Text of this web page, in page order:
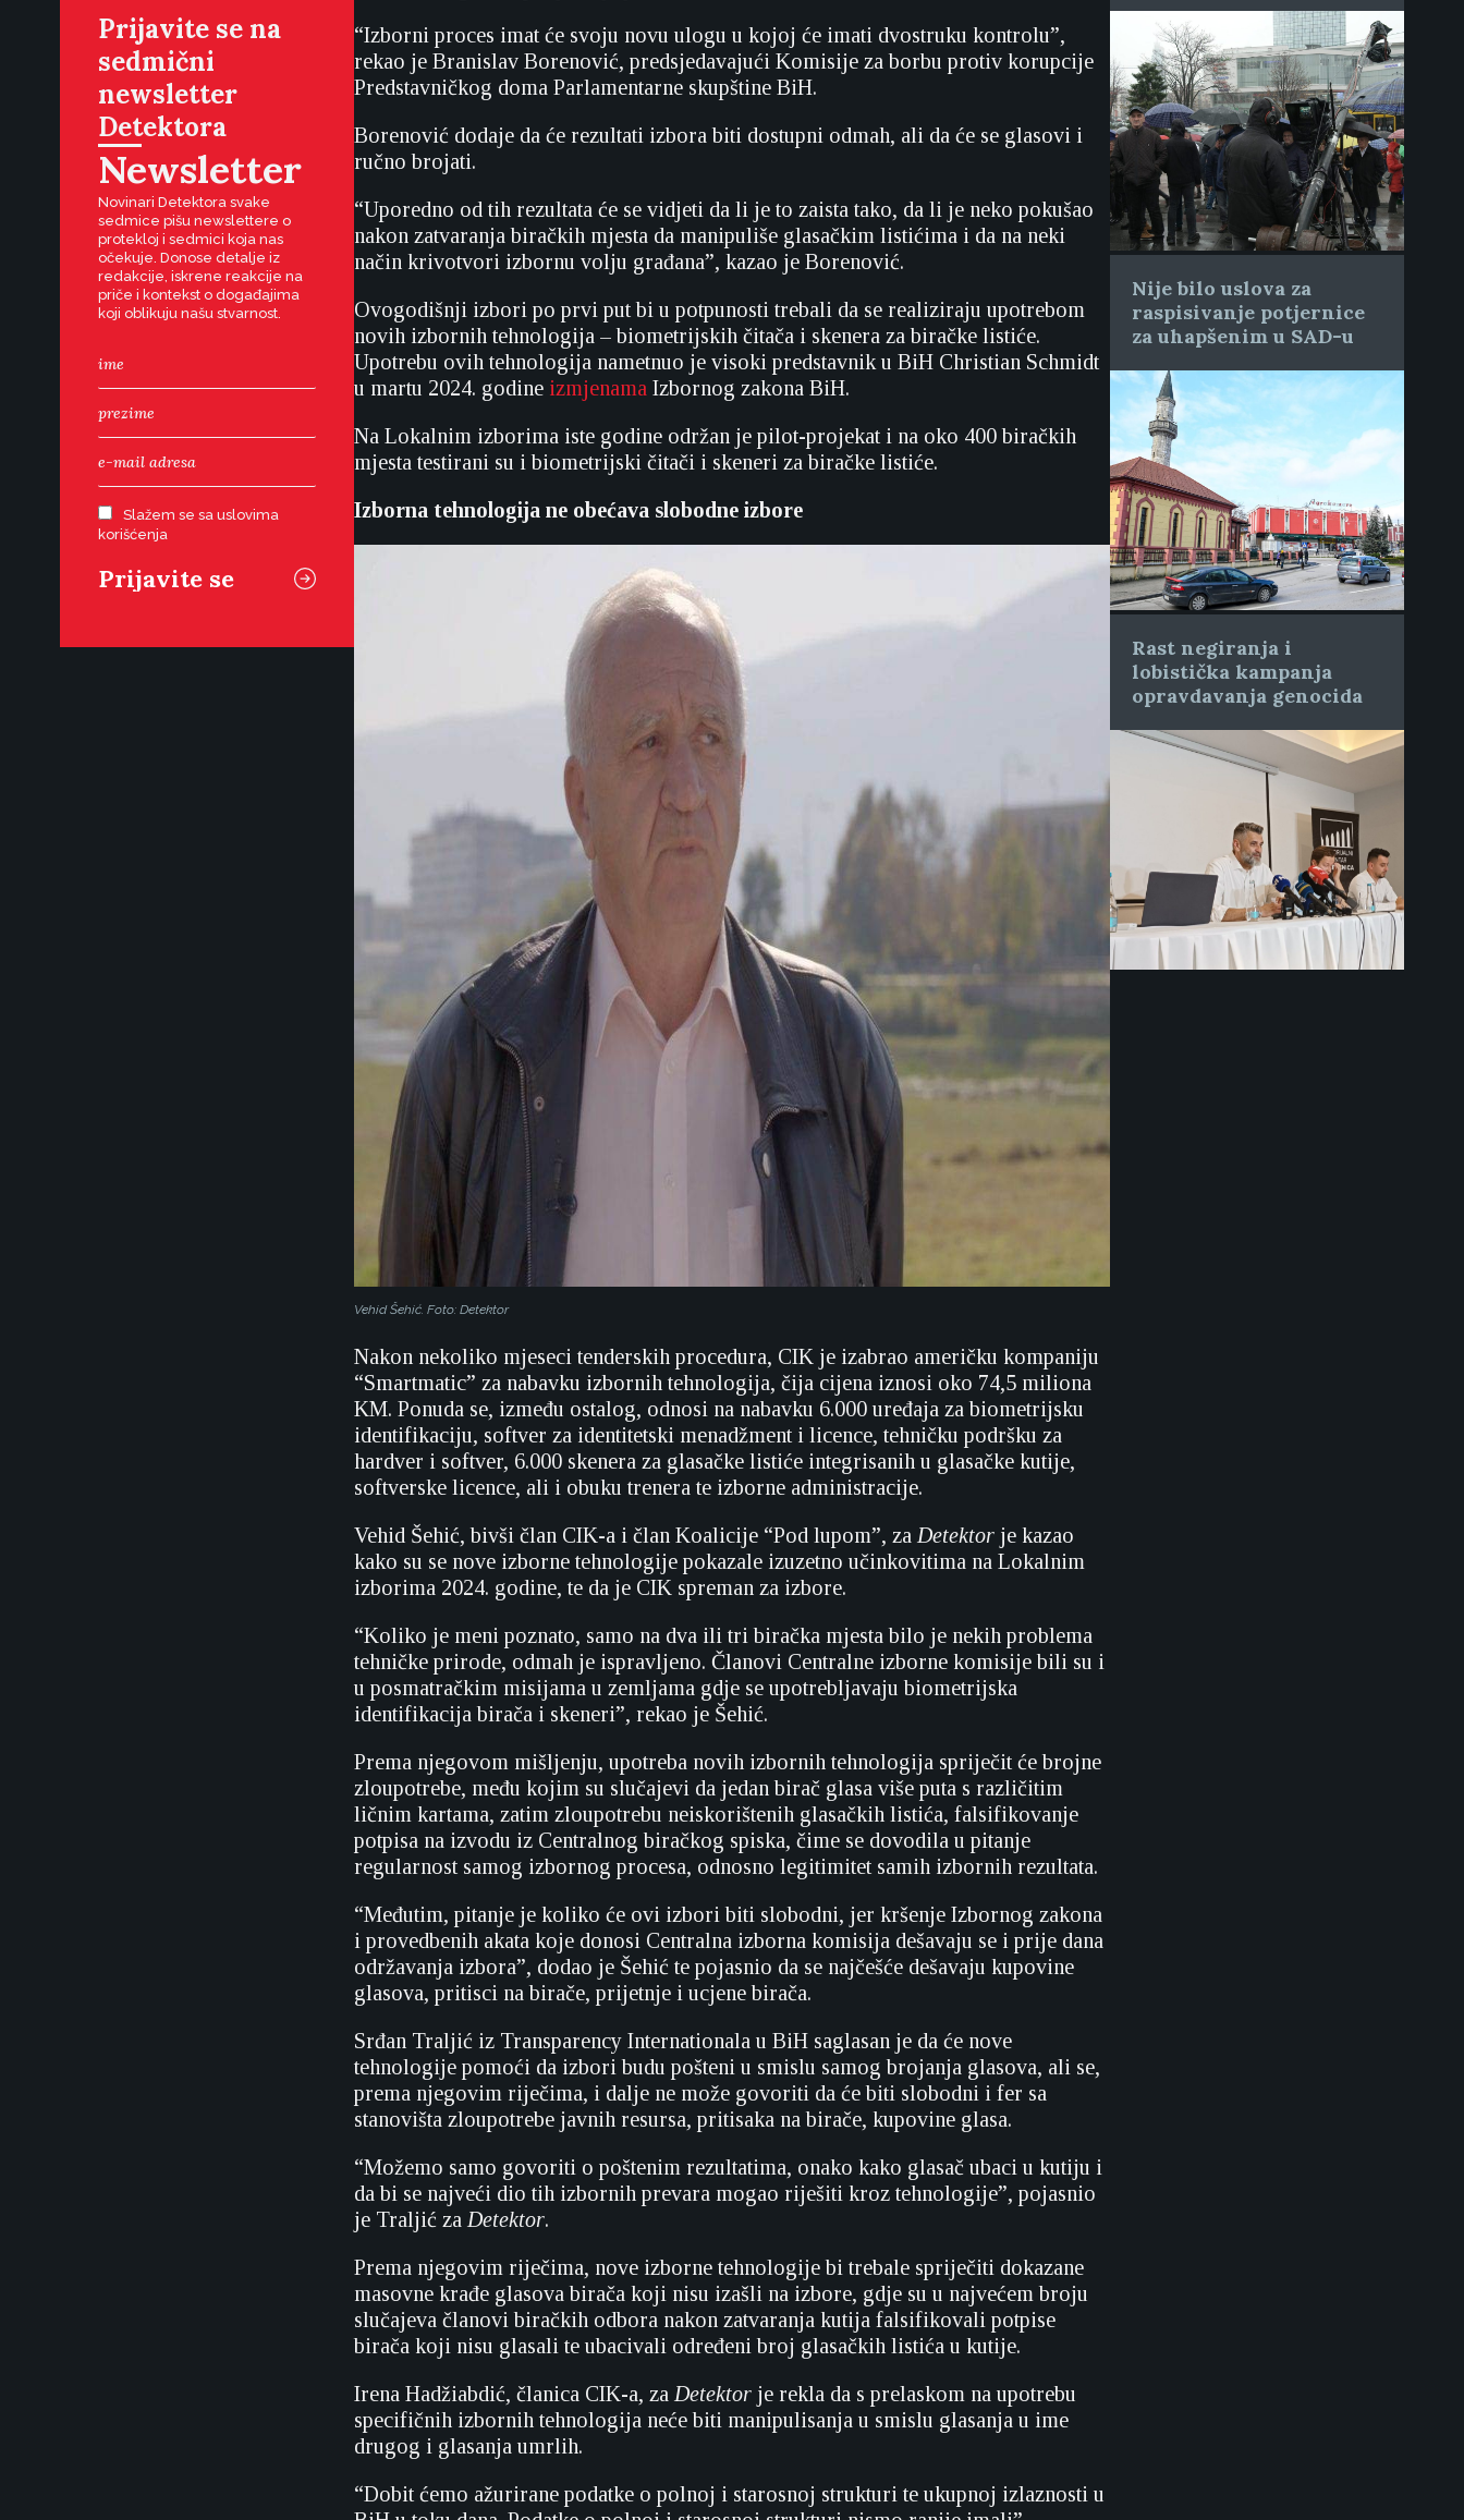
Prijavite se na
sedmični
newsletter
Detektora
Newsletter
Novinari Detektora svake
sedmice pišu newslettere o
protekloj i sedmici koja nas
očekuje. Donose detalje iz
redakcije, iskrene reakcije na
priče i kontekst o događajima
koji oblikuju našu stvarnost.
Slažem se sa uslovima
korišćenja
“Izborni proces imat će svoju novu ulogu u kojoj će imati dvostruku kontrolu”,
rekao je Branislav Borenović, predsjedavajući Komisije za borbu protiv korupcije
Predstavničkog doma Parlamentarne skupštine BiH.
Borenović dodaje da će rezultati izbora biti dostupni odmah, ali da će se glasovi i
ručno brojati.
“Uporedno od tih rezultata će se vidjeti da li je to zaista tako, da li je neko pokušao
nakon zatvaranja biračkih mjesta da manipuliše glasačkim listićima i da na neki
način krivotvori izbornu volju građana”, kazao je Borenović.
Ovogodišnji izbori po prvi put bi u potpunosti trebali da se realiziraju upotrebom
novih izbornih tehnologija – biometrijskih čitača i skenera za biračke listiće.
Upotrebu ovih tehnologija nametnuo je visoki predstavnik u BiH Christian Schmidt
u martu 2024. godine izmjenama Izbornog zakona BiH.
Na Lokalnim izborima iste godine održan je pilot-projekat i na oko 400 biračkih
mjesta testirani su i biometrijski čitači i skeneri za biračke listiće.
Izborna tehnologija ne obećava slobodne izbore
Vehid Šehić. Foto: Detektor
Nakon nekoliko mjeseci tenderskih procedura, CIK je izabrao američku kompaniju
“Smartmatic” za nabavku izbornih tehnologija, čija cijena iznosi oko 74,5 miliona
KM. Ponuda se, između ostalog, odnosi na nabavku 6.000 uređaja za biometrijsku
identifikaciju, softver za identitetski menadžment i licence, tehničku podršku za
hardver i softver, 6.000 skenera za glasačke listiće integrisanih u glasačke kutije,
softverske licence, ali i obuku trenera te izborne administracije.
Vehid Šehić, bivši član CIK-a i član Koalicije “Pod lupom”, za Detektor je kazao
kako su se nove izborne tehnologije pokazale izuzetno učinkovitima na Lokalnim
izborima 2024. godine, te da je CIK spreman za izbore.
“Koliko je meni poznato, samo na dva ili tri biračka mjesta bilo je nekih problema
tehničke prirode, odmah je ispravljeno. Članovi Centralne izborne komisije bili su i
u posmatračkim misijama u zemljama gdje se upotrebljavaju biometrijska
identifikacija birača i skeneri”, rekao je Šehić.
Prema njegovom mišljenju, upotreba novih izbornih tehnologija spriječit će brojne
zloupotrebe, među kojim su slučajevi da jedan birač glasa više puta s različitim
ličnim kartama, zatim zloupotrebu neiskorištenih glasačkih listića, falsifikovanje
potpisa na izvodu iz Centralnog biračkog spiska, čime se dovodila u pitanje
regularnost samog izbornog procesa, odnosno legitimitet samih izbornih rezultata.
“Međutim, pitanje je koliko će ovi izbori biti slobodni, jer kršenje Izbornog zakona
i provedbenih akata koje donosi Centralna izborna komisija dešavaju se i prije dana
održavanja izbora”, dodao je Šehić te pojasnio da se najčešće dešavaju kupovine
glasova, pritisci na birače, prijetnje i ucjene birača.
Srđan Traljić iz Transparency Internationala u BiH saglasan je da će nove
tehnologije pomoći da izbori budu pošteni u smislu samog brojanja glasova, ali se,
prema njegovim riječima, i dalje ne može govoriti da će biti slobodni i fer sa
stanovišta zloupotrebe javnih resursa, pritisaka na birače, kupovine glasa.
“Možemo samo govoriti o poštenim rezultatima, onako kako glasač ubaci u kutiju i
da bi se najveći dio tih izbornih prevara mogao riješiti kroz tehnologije”, pojasnio
je Traljić za Detektor.
Prema njegovim riječima, nove izborne tehnologije bi trebale spriječiti dokazane
masovne krađe glasova birača koji nisu izašli na izbore, gdje su u najvećem broju
slučajeva članovi biračkih odbora nakon zatvaranja kutija falsifikovali potpise
birača koji nisu glasali te ubacivali određeni broj glasačkih listića u kutije.
Irena Hadžiabdić, članica CIK-a, za Detektor je rekla da s prelaskom na upotrebu
specifičnih izbornih tehnologija neće biti manipulisanja u smislu glasanja u ime
drugog i glasanja umrlih.
“Dobit ćemo ažurirane podatke o polnoj i starosnoj strukturi te ukupnoj izlaznosti u
Nije bilo uslova za
raspisivanje potjernice
za uhapšenim u SAD-u
Rast negiranja i
lobistička kampanja
opravdavanja genocida